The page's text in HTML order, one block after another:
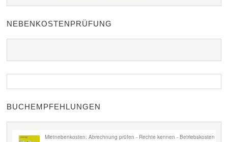
NEBENKOSTENPRÜFUNG
BUCHEMPFEHLUNGEN
Mietnebenkosten: Abrechnung prüfen - Rechte kennen - Betriebskosten